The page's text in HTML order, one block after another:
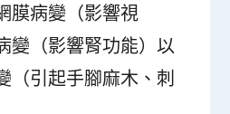
膜病變（影響視
變（影響腎功能）以
（引起手腳麻木、刺